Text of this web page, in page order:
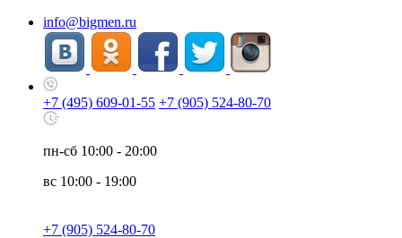
info@bigmen.ru
+7 (495) 609-01-55 +7 (905) 524-80-70
пн-сб 10:00 - 20:00
вс 10:00 - 19:00
+7 (905) 524-80-70